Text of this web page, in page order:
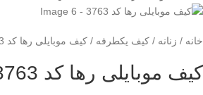
خانه زنانه کیف یکطرفه کیف موبایلی رها کد 3763
کیف موبایلی رها کد 3763